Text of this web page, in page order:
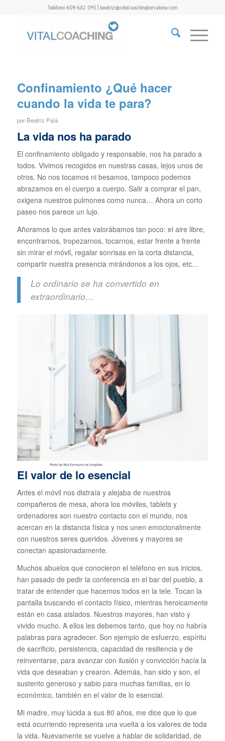
Teléfono 609 682 045 | beatriz@vitalcoachingbarcelona.com
Confinamiento ¿Qué hacer
cuando la vida te para?
por Beatriz Palá
La vida nos ha parado
El confinamiento obligado y responsable, nos ha parado a
todos. Vivimos recogidos en nuestras casas, lejos unos de
otros. No nos tocamos ni besamos, tampoco podemos
abrazamos en el cuerpo a cuerpo. Salir a comprar el pan,
oxigena nuestros pulmones como nunca… Ahora un corto
paseo nos parece un lujo.
Añoramos lo que antes valorábamos tan poco: el aire libre,
encontrarnos, tropezarnos, tocarnos, estar frente a frente
sin mirar el móvil, regalar sonrisas en la corta distancia,
compartir nuestra presencia mirándonos a los ojos, etc…
Lo ordinario se ha convertido en
extraordinario…
El valor de lo esencial
Antes el móvil nos distraía y alejaba de nuestros
compañeros de mesa, ahora los móviles, tablets y
ordenadores son nuestro contacto con el mundo, nos
acercan en la distancia física y nos unen emocionalmente
con nuestros seres queridos. Jóvenes y mayores se
conectan apasionadamente.
Muchos abuelos que conocieron el teléfono en sus inicios,
han pasado de pedir la conferencia en el bar del pueblo, a
tratar de entender que hacemos todos en la tele. Tocan la
pantalla buscando el contacto físico, mientras heroicamente
están en casa aislados. Nuestros mayores, han visto y
vivido mucho. A ellos les debemos tanto, que hoy no habría
palabras para agradecer. Son ejemplo de esfuerzo, espíritu
de sacrificio, persistencia, capacidad de resiliencia y de
reinventarse, para avanzar con ilusión y convicción hacía la
vida que deseaban y crearon. Además, han sido y son, el
sustento generoso y sabio para muchas familias, en lo
económico, también en el valor de lo esencial.
Mi madre, muy lúcida a sus 80 años, me dice que lo que
está ocurriendo representa una vuelta a los valores de toda
la vida. Nuevamente se vuelve a hablar de solidaridad, de